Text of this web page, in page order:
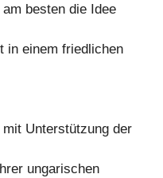
besten die Idee
in einem friedlichen
Unterstützung der
ungarischen